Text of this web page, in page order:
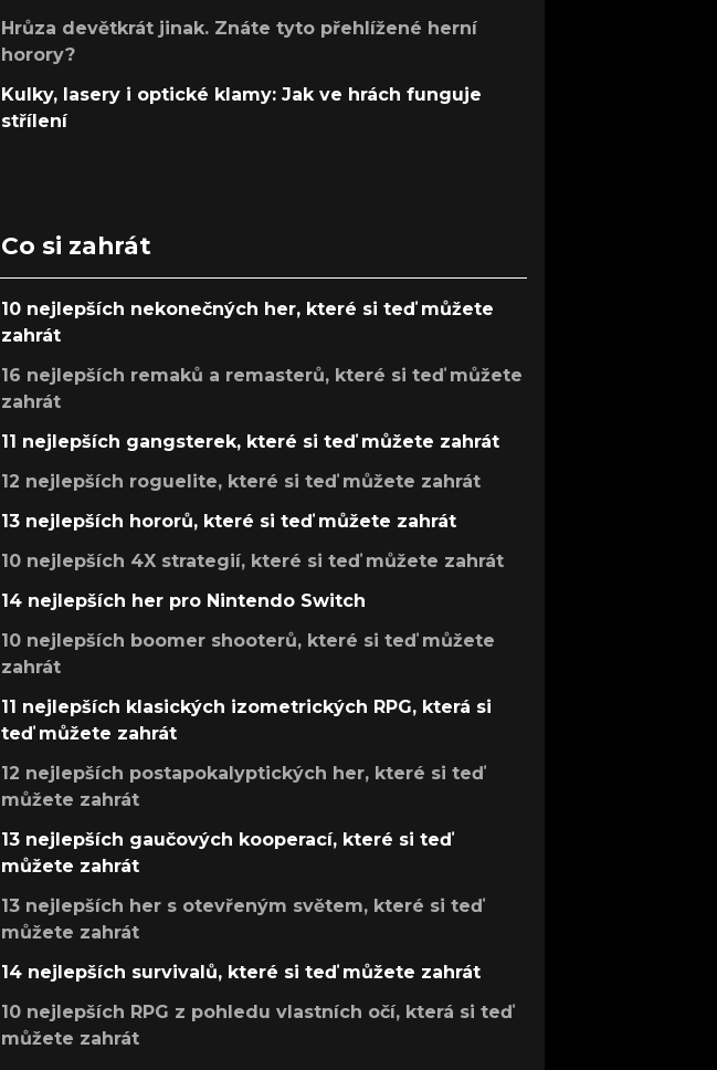
Hrůza devětkrát jinak. Znáte tyto přehlížené herní
horory?
Kulky, lasery i optické klamy: Jak ve hrách funguje
střílení
Co si zahrát
10 nejlepších nekonečných her, které si teď můžete
zahrát
16 nejlepších remaků a remasterů, které si teď můžete
zahrát
11 nejlepších gangsterek, které si teď můžete zahrát
12 nejlepších roguelite, které si teď můžete zahrát
13 nejlepších hororů, které si teď můžete zahrát
10 nejlepších 4X strategií, které si teď můžete zahrát
14 nejlepších her pro Nintendo Switch
10 nejlepších boomer shooterů, které si teď můžete
zahrát
11 nejlepších klasických izometrických RPG, která si
teď můžete zahrát
12 nejlepších postapokalyptických her, které si teď
můžete zahrát
13 nejlepších gaučových kooperací, které si teď
můžete zahrát
13 nejlepších her s otevřeným světem, které si teď
můžete zahrát
14 nejlepších survivalů, které si teď můžete zahrát
10 nejlepších RPG z pohledu vlastních očí, která si teď
můžete zahrát